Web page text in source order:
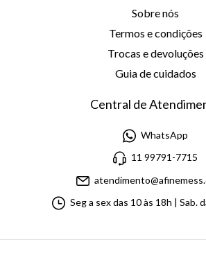
Sobre nós
Termos e condições
Trocas e devoluções
Guia de cuidados
Central de
WhatsApp
11 99791-7715
Seg a sex das 10 às 18h | Sab.